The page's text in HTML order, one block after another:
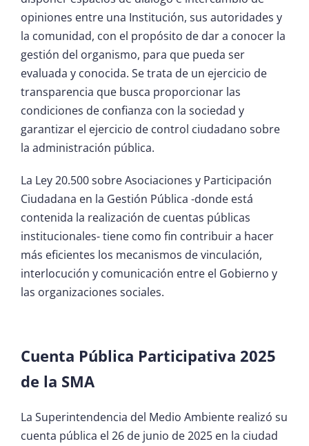
opiniones entre una Institución, sus autoridades y
la comunidad, con el propósito de dar a conocer la
gestión del organismo, para que pueda ser
evaluada y conocida. Se trata de un ejercicio de
transparencia que busca proporcionar las
condiciones de confianza con la sociedad y
garantizar el ejercicio de control ciudadano sobre
la administración pública.
La Ley 20.500 sobre Asociaciones y Participación
Ciudadana en la Gestión Pública -donde está
contenida la realización de cuentas públicas
institucionales- tiene como fin contribuir a hacer
más eficientes los mecanismos de vinculación,
interlocución y comunicación entre el Gobierno y
las organizaciones sociales.
Cuenta Pública Participativa 2025
de la SMA
La Superintendencia del Medio Ambiente realizó su
cuenta pública el 26 de junio de 2025 en la ciudad